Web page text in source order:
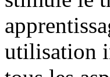
utilisation